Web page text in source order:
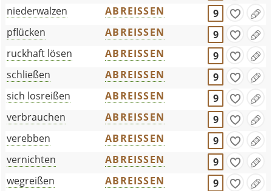
niederwalzen
ABREISSEN
9
pflücken
ABREISSEN
9
ruckhaft lösen
ABREISSEN
9
schließen
ABREISSEN
9
sich losreißen
ABREISSEN
9
verbrauchen
ABREISSEN
9
verebben
ABREISSEN
9
vernichten
ABREISSEN
9
wegreißen
ABREISSEN
9